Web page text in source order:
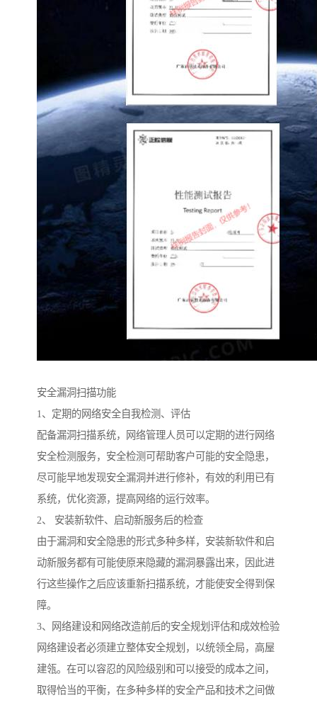
安全漏洞扫描功能
1、定期的网络安全自我检测、评估
配备漏洞扫描系统，网络管理人员可以定期的进行网络
安全检测服务，安全检测可帮助客户可能的安全隐患，
尽可能早地发现安全漏洞并进行修补，有效的利用已有
系统，优化资源，提高网络的运行效率。
2、 安装新软件、启动新服务后的检查
由于漏洞和安全隐患的形式多种多样，安装新软件和启
动新服务都有可能使原来隐藏的漏洞暴露出来，因此进
行这些操作之后应该重新扫描系统，才能使安全得到保
障。
3、网络建设和网络改造前后的安全规划评估和成效检验
网络建设者必须建立整体安全规划，以统领全局，高屋
建瓴。在可以容忍的风险级别和可以接受的成本之间，
取得恰当的平衡，在多种多样的安全产品和技术之间做